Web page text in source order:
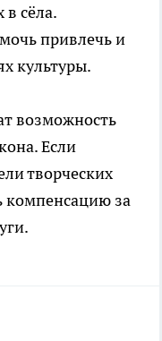
сёла.
привлечь и
культуры.
возможность
Если
творческих
компенсацию за